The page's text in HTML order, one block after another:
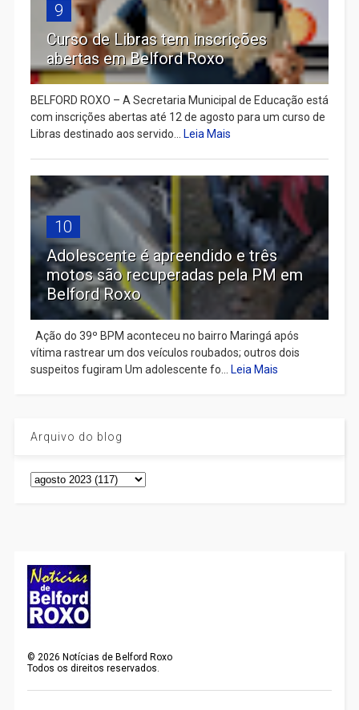
9
Curso de Libras tem inscrições
abertas em Belford Roxo
BELFORD ROXO – A Secretaria Municipal de Educação está
com inscrições abertas até 12 de agosto para um curso de
Libras destinado aos servido...
Leia Mais
10
Adolescente é apreendido e três
motos são recuperadas pela PM em
Belford Roxo
Ação do 39º BPM aconteceu no bairro Maringá após
vítima rastrear um dos veículos roubados; outros dois
suspeitos fugiram Um adolescente fo...
Leia Mais
Arquivo do blog
© 2026 Notícias de Belford Roxo
Todos os direitos reservados.